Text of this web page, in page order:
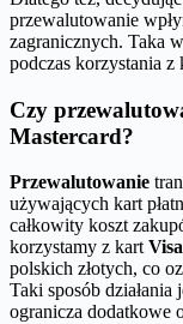
przewalutowanie
zagranicznych. Taka
podczas korzystania
Czy
Mastercard?
Przewalutowanie
używających kart
całkowity koszt
korzystamy z kart Visa
polskich złotych, co
Taki sposób
ogranicza dodatkowe